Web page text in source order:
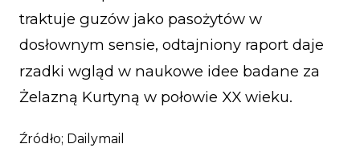
traktuje guzów jako pasożytów w
dosłownym sensie, odtajniony raport daje
rzadki wgląd w naukowe idee badane za
Żelazną Kurtyną w połowie XX wieku.
Źródło; Dailymail